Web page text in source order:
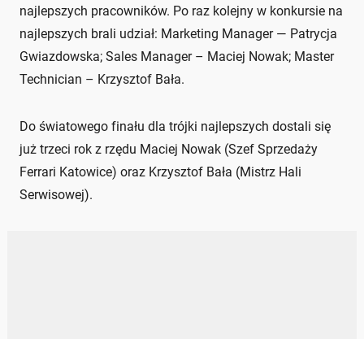
najlepszych pracowników. Po raz kolejny w konkursie na
najlepszych brali udział: Marketing Manager — Patrycja
Gwiazdowska; Sales Manager – Maciej Nowak; Master
Technician – Krzysztof Bała.
Do światowego finału dla trójki najlepszych dostali się
już trzeci rok z rzędu Maciej Nowak (Szef Sprzedaży
Ferrari Katowice) oraz Krzysztof Bała (Mistrz Hali
Serwisowej).